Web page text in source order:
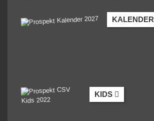
KALENDER
KIDS